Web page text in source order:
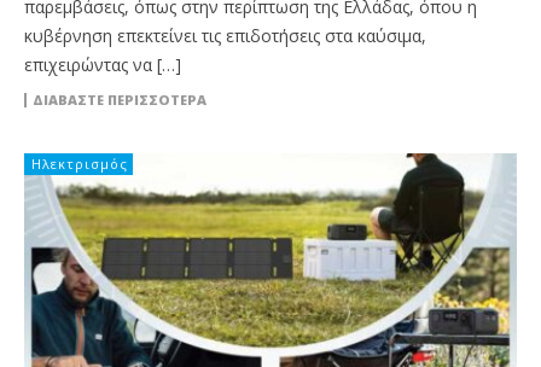
παρεμβάσεις, όπως στην περίπτωση της Ελλάδας, όπου η
κυβέρνηση επεκτείνει τις επιδοτήσεις στα καύσιμα,
επιχειρώντας να […]
ΔΙΑΒΆΣΤΕ ΠΕΡΙΣΣΌΤΕΡΑ
Ηλεκτρισμός